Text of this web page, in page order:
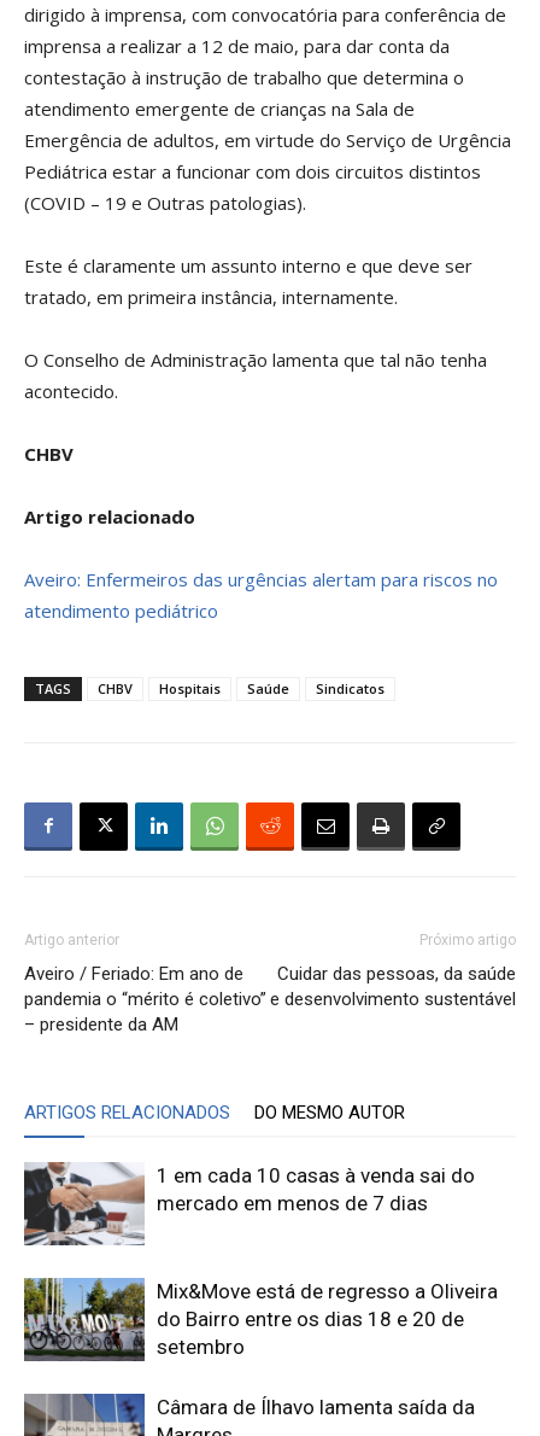
dirigido à imprensa, com convocatória para conferência de
imprensa a realizar a 12 de maio, para dar conta da
contestação à instrução de trabalho que determina o
atendimento emergente de crianças na Sala de
Emergência de adultos, em virtude do Serviço de Urgência
Pediátrica estar a funcionar com dois circuitos distintos
(COVID – 19 e Outras patologias).
Este é claramente um assunto interno e que deve ser
tratado, em primeira instância, internamente.
O Conselho de Administração lamenta que tal não tenha
acontecido.
CHBV
Artigo relacionado
Aveiro: Enfermeiros das urgências alertam para riscos no
atendimento pediátrico
TAGS CHBV Hospitais Saúde Sindicatos
Artigo anterior
Aveiro / Feriado: Em ano de
pandemia o “mérito é coletivo”
– presidente da AM
Próximo artigo
Cuidar das pessoas, da saúde
e desenvolvimento sustentável
ARTIGOS RELACIONADOS DO MESMO AUTOR
1 em cada 10 casas à venda sai do
mercado em menos de 7 dias
Mix&Move está de regresso a Oliveira
do Bairro entre os dias 18 e 20 de
setembro
Câmara de Ílhavo lamenta saída da